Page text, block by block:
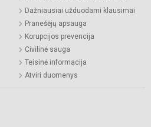
Dažniausiai užduodami klausimai
Pranešėjų apsauga
Korupcijos prevencija
Civilinė sauga
Teisinė informacija
Atviri duomenys